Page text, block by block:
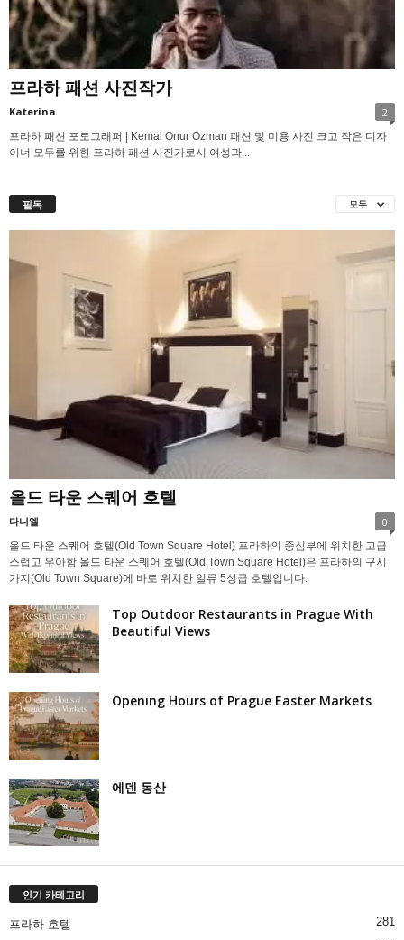
프라하 패션 사진작가
Katerina 2
프라하 패션 포토그래퍼 | Kemal Onur Ozman 패션 및 미용 사진 크고 작은 디자
이너 모두를 위한 프라하 패션 사진가로서 여성과...
필독 모두
올드 타운 스퀘어 호텔
다니엘 0
올드 타운 스퀘어 호텔(Old Town Square Hotel) 프라하의 중심부에 위치한 고급
스럽고 우아함 올드 타운 스퀘어 호텔(Old Town Square Hotel)은 프라하의 구시
가지(Old Town Square)에 바로 위치한 일류 5성급 호텔입니다.
Top Outdoor Restaurants in Prague With
Beautiful Views
Opening Hours of Prague Easter Markets
에덴 동산
인기 카테고리
프라하 호텔 281